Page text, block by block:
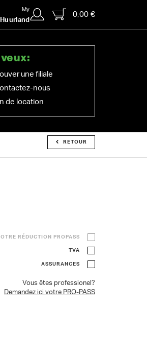
My
Huurland
0,00 €
une filiale
nous
de location
RETOUR
RÉDUCTION PROPASS
TVA
ASSURANCES
Vous êtes professionel?
Demandez ici votre PRO-PASS